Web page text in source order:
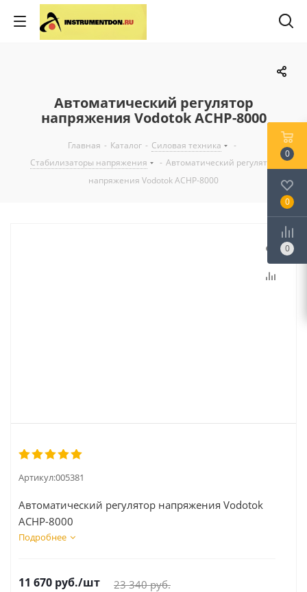
Автоматический регулятор
напряжения Vodotok АСНР-8000
Главная - Каталог - Силовая техника
-
Стабилизаторы напряжения
- Автоматический регулятор
напряжения Vodotok АСНР-8000
Артикул:005381
Автоматический регулятор напряжения Vodotok
АСНР-8000
Подробнее
11 670 руб./шт 23 340руб.
0
0
0